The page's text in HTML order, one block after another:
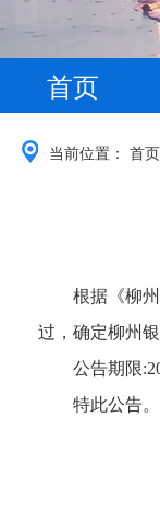
首页
当前位置： 首页
根据《柳
过，确定柳州
公告期限
特此公告。